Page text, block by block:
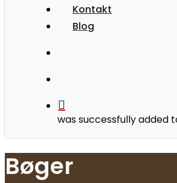
Kontakt
Blog
was successfully added
Bøger